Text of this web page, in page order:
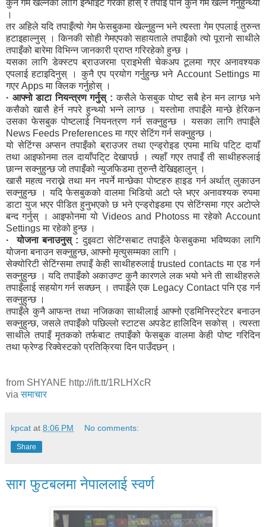
कुनै गेम खेल्नका लागि इन्भाइट गरेको होस् र तपाइँ पनि कुनै गेम खेल्ने गर्नुहुन्थ्यो
।
तर अहिले यदि तपाइँत्यो गेम फेसबुकमा खेल्नुहुन्न भने त्यस्ता गेम एपलाई तुरुन्त
हटाइहाल्नुस् । किनकी सोही गेमएपको सहायताले तपाइँको त्यो पूरानो साथीले
तपाइँको बारेमा विभिन्न जानकारी प्राप्त गरिरहेको हुन्छ ।
यसका लागि डेक्स्टप ब्राउजरमा प्राइभेसी चेकअप टूलमा गएर अनावश्यक
एपलाई हटाइदिनुस् । कुनै एप प्रयोग गर्नुहुन्छ भने Account Settings मा
गएर Apps मा क्लिक गर्नुहोस् ।
· आफ्नो डाटा नियन्त्रण गर्नुस् : कसैले फेसबुक पोष्ट सबै हेन मन लाग्छ भने
कसैको खासै हेर्न नपरे हुन्थ्यो भन्ने लाग्छ । यस्तोमा तपाइँले मान्छे हेरिकन
उसका फेसबुक पोष्टलाई नियनत्रण गर्न सक्नुहुन्छ । यसका लागि तपाइँले
News Feeds Preferences मा गएर सेटिंग गर्न सक्नुहुन्छ ।
यो सेटिंग्स अप्सन तपाइँको ब्राउजर तथा एन्ड्रोइड एपमा माथि पटि्ट दायाँ
तथा आइफोनमा तल दायाँपटि्ट देखापर्छ । त्यहाँ गएर तपाइँ ती साथीहरुलाई
छान्न सक्नुहुन्छ जो तपाइँको न्युजफिडमा तुरुन्तै देखिइहालुन् ।
खासै महत्व नराख्ने तथा मन नपर्ने मान्छेका पोष्टहरु हाइड गर्न अर्थात् लुकाउन
सक्नुहुन्छ । यदि फेसबुकको वालमा भिडियो अटो प्ले भएर अनावश्यक रुपमा
डाटा युज भएर पीडित हुनुभएको छ भने एन्ड्रोइडमा एप सेटिंग्समा गएर अटोप्ले
बन्द गर्नुस् । आइफोनमा यो Videos and Photoss मा रहेको Account
Settings मा रहेको हुन्छ ।
· योजना बनाउनुस् : दुइवटा सेटिंग्सबाट तपाइँले फेसबुकमा भविष्यका लागि
योजना बनाउन सक्नुहुन्छ, आफ्नो मृत्युसम्मका लागि ।
सेक्योरिटी सेटिंग्समा तपाइँ केही साथीहरुलाई trusted contacts मा एड गर्न
सक्नुहुन्छ । यदि तपाइँको अकाउण्ट कुनै कारणले लक भयो भने ती साथीहरुले
तपाइँलाई सहयोग गर्न सक्छन् । तपाइँले एक Legacy Contact पनि एड गर्न
सक्नुहुन्छ ।
तपाइँले कुनै आफन्त तथा नजिकका साथीलाई आफ्नो एडमिनिस्ट्रेटर बनाउन
सक्नुहुन्छ, जसले तपाइँको पछिल्लो स्टाटस अपडेट हालिदिन सकोस् । त्यस्ता
साथीले तपाइँ मृतकको तर्फबाट तपाइँको फेसबुक वालमा केही पोष्ट गरिदिन
तथा फ्रेण्ड रिक्वेस्टको प्रतिक्रिया दिन पाउँदछन् ।
from SHYANE http://ift.tt/1RLHXcR
viaसमाचार
kpcat at 8:06 PM No comments:
Share
साग फुटबलमा नेपाललाई स्वर्ण